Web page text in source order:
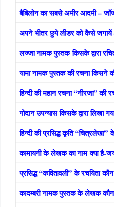
बैबिलोन का सबसे अमीर आदमी –
अपने भीतर छुपे लीडर को कैसे जगायें
लज्‍जा नामक पुस्‍तक किसके द्वारा
यामा नामक पुस्‍तक की रचना किसने की
हिन्‍दी की महान रचना “नीरजा” की
गोदान उपन्‍यास किसके द्वारा लि‍खा
हिन्‍दी की प्रसिद्ध कृति
कामायनी के लेखक का नाम क्या है-
प्रसिद्ध “कवितावली” के रचयिता
कादम्‍बरी नामक पुस्तक के लेखक